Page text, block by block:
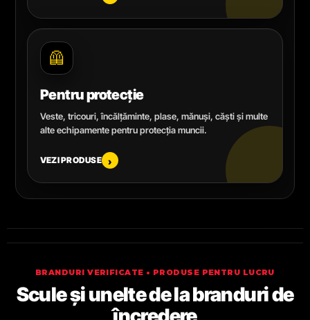
🦺
Pentru protecție
Veste, tricouri, încălțăminte, plase, mănuși, căști și multe
alte echipamente pentru protecția muncii.
VEZI PRODUSE ›
BRANDURI VERIFICATE • PRODUSE PENTRU LUCRU
Scule și unelte de la branduri de